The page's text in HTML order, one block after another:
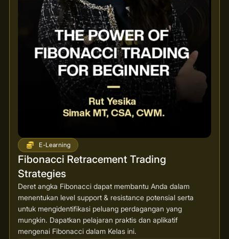
E-Learning
Fibonacci Retracement Trading
Strategies
Deret angka Fibonacci dapat membantu Anda dalam
menentukan level support & resistance potensial serta
untuk mengidentifikasi peluang perdagangan yang
mungkin. Dapatkan pelajaran praktis dan aplikatif
mengenai Fibonacci dalam Kelas ini.